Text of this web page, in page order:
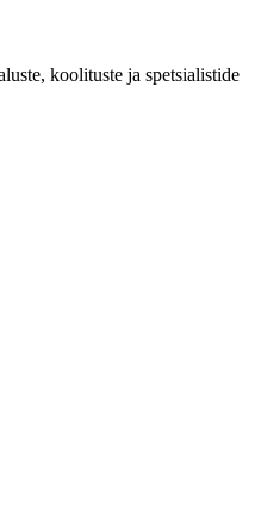
koolituste ja spetsialistide